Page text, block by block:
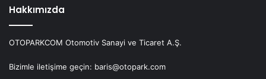
Hakkımızda
OTOPARKCOM Otomotiv Sanayi ve Ticaret A.Ş.
Bizimle iletişime geçin: baris@otopark.com